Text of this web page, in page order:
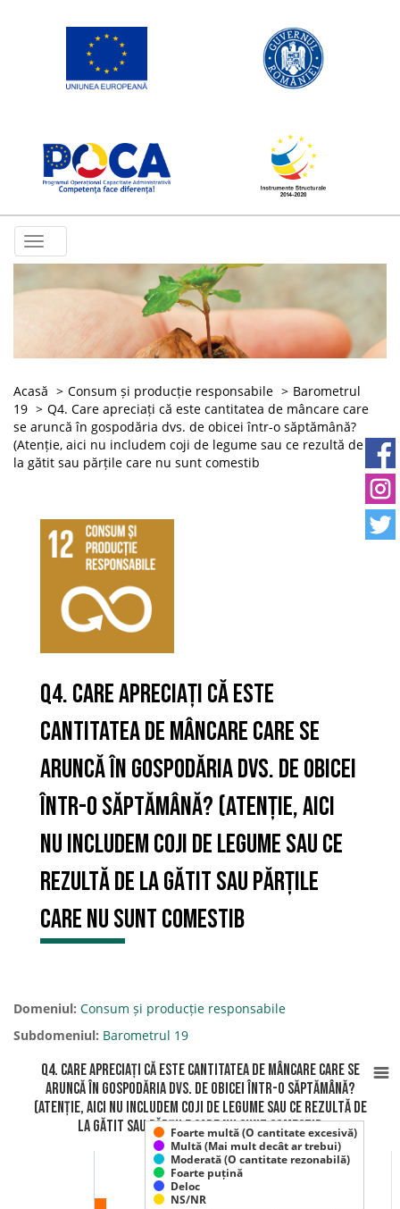
Toggle
navigation
Acasă Consum și producție responsabile
Barometrul
19
Q4. Care apreciați că este cantitatea de mâncare care
se aruncă în gospodăria dvs. de obicei într-o săptămână?
(Atenție, aici nu includem coji de legume sau ce rezultă de
la gătit sau părțile care nu sunt comestib
Q4. Care apreciați că este
cantitatea de mâncare care se
aruncă în gospodăria dvs. de obicei
într-o săptămână? (Atenție, aici
nu includem coji de legume sau ce
rezultă de la gătit sau părțile
care nu sunt comestib
Domeniul: Consum și producție responsabile
Subdomeniul: Barometrul 19
Q4. Care apreciați că este cantitatea de mâncare care se
aruncă în gospodăria dvs. de obicei într-o săptămână?
(Atenție, aici nu includem coji de legume sau ce rezultă de
la gătit sau părțile care nu sunt comestib
Foarte multă (O cantitate excesivă)
Multă (Mai mult decât ar trebui)
Moderată (O cantitate rezonabilă)
Foarte puțină
Deloc
NS/NR